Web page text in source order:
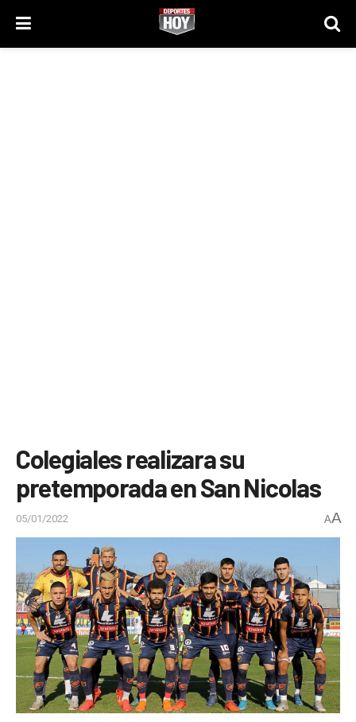
Colegiales realizara su
pretemporada en San Nicolas
05/01/2022 AA